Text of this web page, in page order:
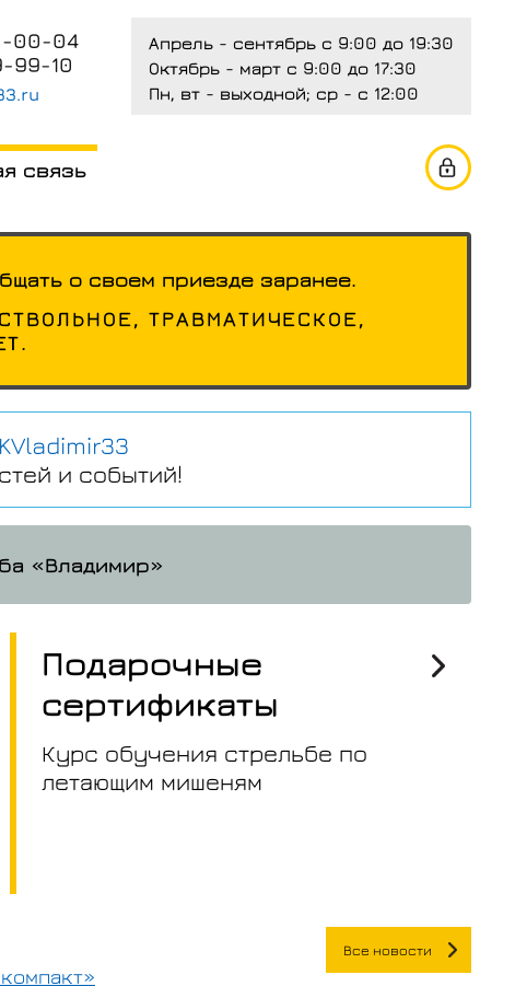
00-04
99-10
Апрель - сентябрь с 9:00 до 19:30
Октябрь - март с 9:00 до 17:30
Пн, вт - выходной; ср - с 12:00
связь
о своем приезде заранее.
ТРАВМАТИЧЕСКОЕ,
и событий!
«Владимир»
Подарочные
сертификаты
Курс обучения стрельбе по
летающим мишеням
Все новости